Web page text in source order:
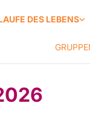
DES LEBENS